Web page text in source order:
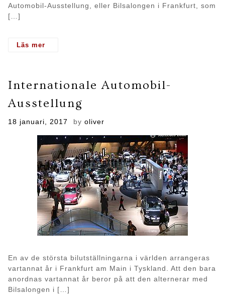
Automobil-Ausstellung, eller Bilsalongen i Frankfurt, som
[…]
Internationale Automobil-
Ausstellung
Posted
18 januari, 2017 by oliver
En av de största bilutställningarna i världen arrangeras
vartannat år i Frankfurt am Main i Tyskland. Att den bara
anordnas vartannat år beror på att den alternerar med
Bilsalongen i […]